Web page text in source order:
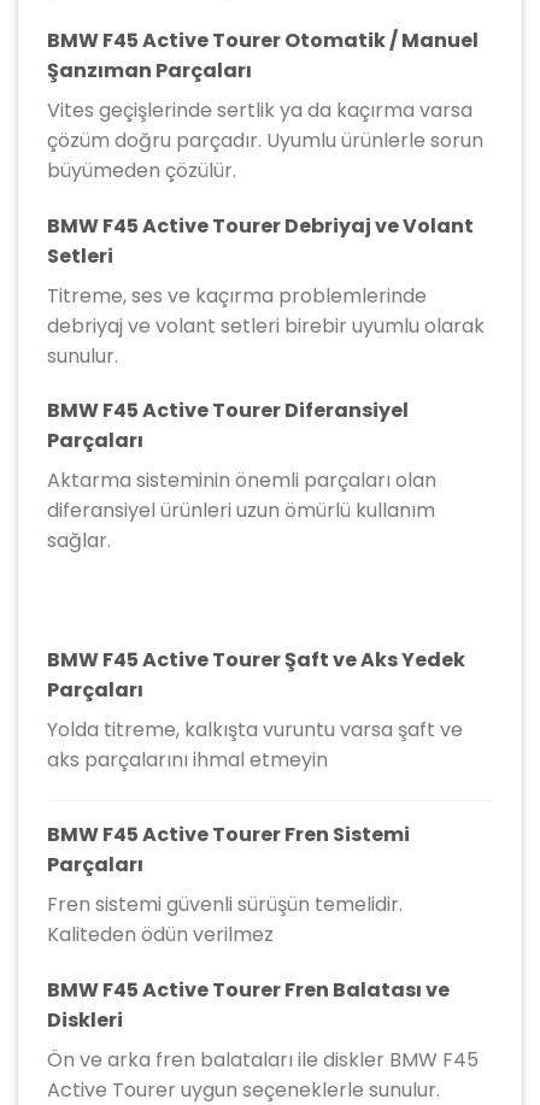
BMW F45 Active Tourer Otomatik / Manuel
Şanzıman Parçaları
Vites geçişlerinde sertlik ya da kaçırma varsa
çözüm doğru parçadır. Uyumlu ürünlerle sorun
büyümeden çözülür.
BMW F45 Active Tourer Debriyaj ve Volant
Setleri
Titreme, ses ve kaçırma problemlerinde
debriyaj ve volant setleri birebir uyumlu olarak
sunulur.
BMW F45 Active Tourer Diferansiyel
Parçaları
Aktarma sisteminin önemli parçaları olan
diferansiyel ürünleri uzun ömürlü kullanım
sağlar.
BMW F45 Active Tourer Şaft ve Aks Yedek
Parçaları
Yolda titreme, kalkışta vuruntu varsa şaft ve
aks parçalarını ihmal etmeyin
BMW F45 Active Tourer Fren Sistemi
Parçaları
Fren sistemi güvenli sürüşün temelidir.
Kaliteden ödün verilmez
BMW F45 Active Tourer Fren Balatası ve
Diskleri
Ön ve arka fren balataları ile diskler BMW F45
Active Tourer uygun seçeneklerle sunulur.